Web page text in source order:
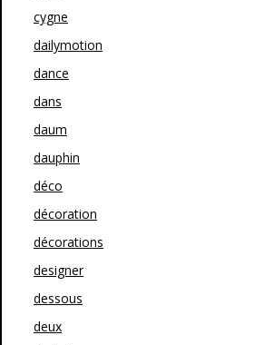
cygne
dailymotion
dance
dans
daum
dauphin
déco
décoration
décorations
designer
dessous
deux